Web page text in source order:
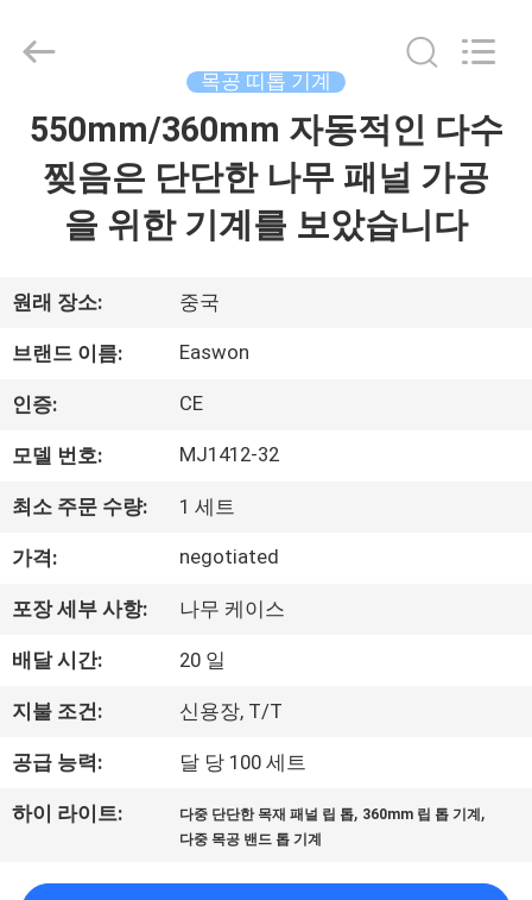
집
우
리
에
여
공
장
여
행
품
Ruixiang
Reserved.
목공 띠톱 기계
550mm/360mm 자동적인 다수
찢음은 단단한 나무 패널 가공
을 위한 기계를 보았습니다
원래 장소: 중국
브랜드 이름: Easwon
인증: CE
모델 번호: MJ1412-32
최소 주문 수량: 1 세트
가격: negotiated
포장 세부 사항: 나무 케이스
배달 시간: 20 일
지불 조건: 신용장, T/T
공급 능력: 달 당 100 세트
하이 라이트: 다중 단단한 목재 패널 립 톱, 360mm 립 톱 기계 ,
다중 목공 밴드 톱 기계